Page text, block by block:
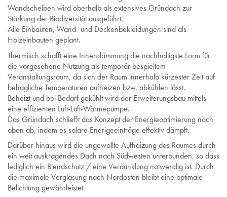
Wandscheiben wird oberhalb als extensives Gründach zur
Stärkung der Biodiversität ausgeführt.
Alle Einbauten, Wand- und Deckenbekleidungen sind als
Holzeinbauten geplant.
Thermisch schafft eine Innendämmung die nachhaltigste Form für
die vorgesehene Nutzung als temporär bespieltem
Veranstaltungsraum, da sich der Raum innerhalb kürzester Zeit auf
behagliche Temperaturen aufheizen bzw. abkühlen lässt.
Beheizt und bei Bedarf gekühlt wird der Erweiterungsbau mittels
eine effizienten Luft-Luft-Wärmepumpe.
Das Gründach schließt das Konzept der Energieoptimierung nach
oben ab, indem es solare Enerigeeinträge effektiv dämpft.
Darüber hinaus wird die ungewollte Aufheizung des Raumes durch
ein weit auskragendes Dach nach Südwesten unterbunden, so dass
lediglich ein Blendschutz / eine Verdunklung notwendig ist. Durch
die maximale Verglasung nach Nordosten bleibt eine optimale
Belichtung gewährleistet.